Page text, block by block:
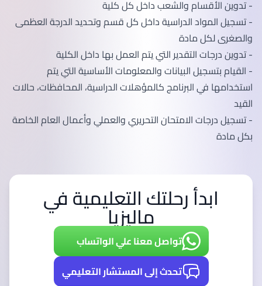
- تدوين الأقسام والشعب داخل كل كلية
- تسجيل المواد الدراسية داخل كل قسم وتحديد الدرجة العظمى
والصغرى لكل مادة
- تدوين درجات التقدير التي يتم العمل بها داخل الكلية
- القيام بتسجيل البيانات والمعلومات الأساسية التي يتم
استخدامها في البرنامج كالمؤهلات الدراسية، المحافظات، حالات
القيد
- تسجيل درجات الامتحان التحريري والعملي وأعمال العام الخاصة
بكل مادة
ابدأ رحلتك التعليمية في
ماليزيا
تواصل معنا علي الواتساب
تحدث إلى المستشار التعليمي